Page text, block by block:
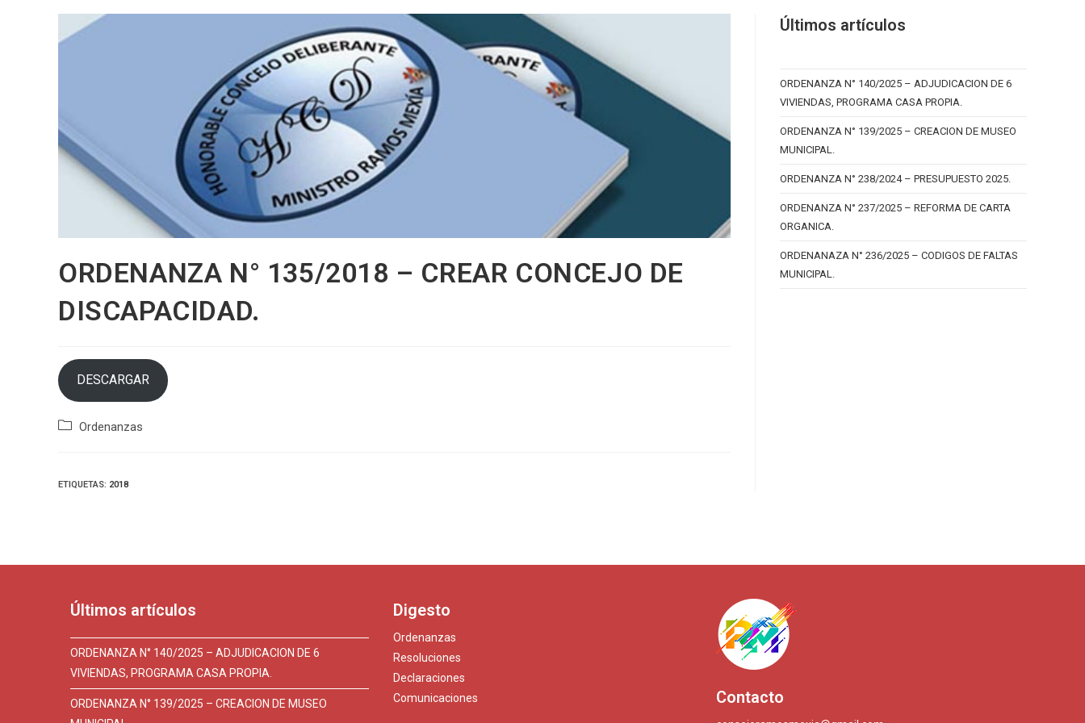
ORDENANZA N° 135/2018 – CREAR CONCEJO DE
DISCAPACIDAD.
DESCARGAR
Categoría
Ordenanzas
ETIQUETAS: 2018
Últimos artículos
ORDENANZA N° 140/2025 – ADJUDICACION DE 6
VIVIENDAS, PROGRAMA CASA PROPIA.
ORDENANZA N° 139/2025 – CREACION DE MUSEO
MUNICIPAL.
ORDENANZA N° 238/2024 – PRESUPUESTO 2025.
ORDENANZA N° 237/2025 – REFORMA DE CARTA
ORGANICA.
ORDENANAZA N° 236/2025 – CODIGOS DE FALTAS
MUNICIPAL.
Últimos artículos
ORDENANZA N° 140/2025 – ADJUDICACION DE 6
VIVIENDAS, PROGRAMA CASA PROPIA.
ORDENANZA N° 139/2025 – CREACION DE MUSEO
Digesto
Ordenanzas
Resoluciones
Declaraciones
Comunicaciones
Contacto